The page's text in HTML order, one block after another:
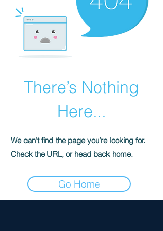
There’s Nothing
Here...
We can’t find the page you’re looking for.
Check the URL, or head back home.
Go Home